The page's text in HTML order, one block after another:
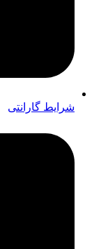
شرایط گارانتی